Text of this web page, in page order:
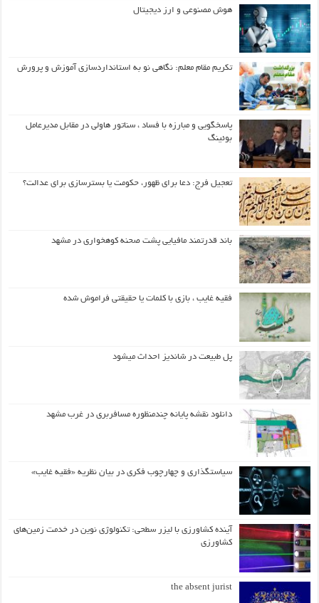
هوش مصنوعی و ارز دیجیتال
تکریم مقام معلم: نگاهی نو به استانداردسازی آموزش و پرورش
پاسخگویی و مبارزه با فساد ، سناتور هاولی در مقابل مدیرعامل
بوئینگ
تعجیل فرج: دعا برای ظهور، حکومت یا بسترسازی برای عدالت؟
باند قدرتمند مافیایی پشت صحنه کوهخواری در مشهد
فقیه غایب ، بازی با کلمات یا حقیقتی فراموش شده
پل طبیعت در شاندیز احداث میشود
دانلود نقشه پایانه چندمنظوره مسافربری در غرب مشهد
سیاستگذاری و چهارچوب فکری در بیان نظریه «فقیه غایب»
آینده کشاورزی با لیزر سطحی: تکنولوژی نوین در خدمت زمین‌های
کشاورزی
the absent jurist